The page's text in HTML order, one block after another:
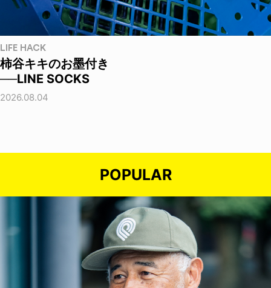
LIFE HACK
柿谷キキのお墨付き
──LINE SOCKS
2026.08.04
POPULAR